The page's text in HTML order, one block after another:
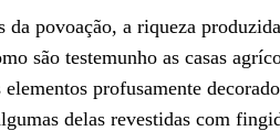
povoação, a riqueza
são testemunho as casas
profusamente
delas revestidas com